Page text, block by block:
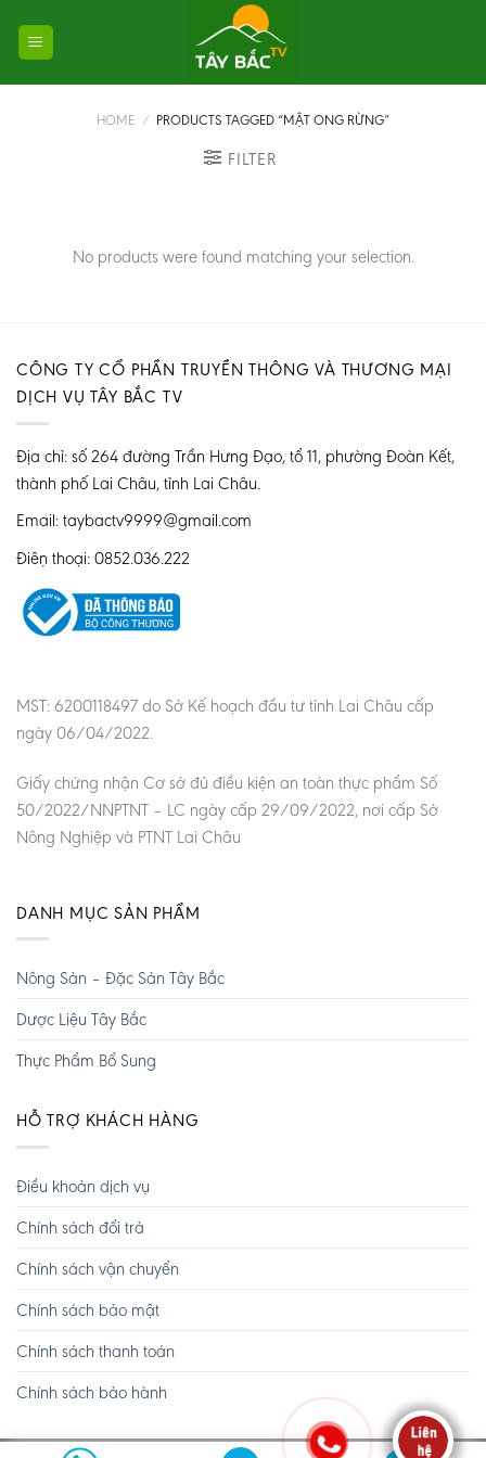
HOME / PRODUCTS TAGGED “MẬT ONG RỪNG”
FILTER
No products were found matching your selection.
CÔNG TY CỔ PHẦN TRUYỀN THÔNG VÀ THƯƠNG MẠI
DỊCH VỤ TÂY BẮC TV
Địa chỉ: số 264 đường Trần Hưng Đạo, tổ 11, phường Đoàn Kết,
thành phố Lai Châu, tỉnh Lai Châu.
Email: taybactv9999@gmail.com
Điện thoại: 0852.036.222
MST: 6200118497 do Sở Kế hoạch đầu tư tỉnh Lai Châu cấp
ngày 06/04/2022.
Giấy chứng nhận Cơ sở đủ điều kiện an toàn thực phẩm Số
50/2022/NNPTNT – LC ngày cấp 29/09/2022, nơi cấp Sở
Nông Nghiệp và PTNT Lai Châu
DANH MỤC SẢN PHẨM
Nông Sản – Đặc Sản Tây Bắc
Dược Liệu Tây Bắc
Thực Phẩm Bổ Sung
HỖ TRỢ KHÁCH HÀNG
Điều khoản dịch vụ
Chính sách đổi trả
Chính sách vận chuyển
Chính sách bảo mật
Chính sách thanh toán
Chính sách bảo hành